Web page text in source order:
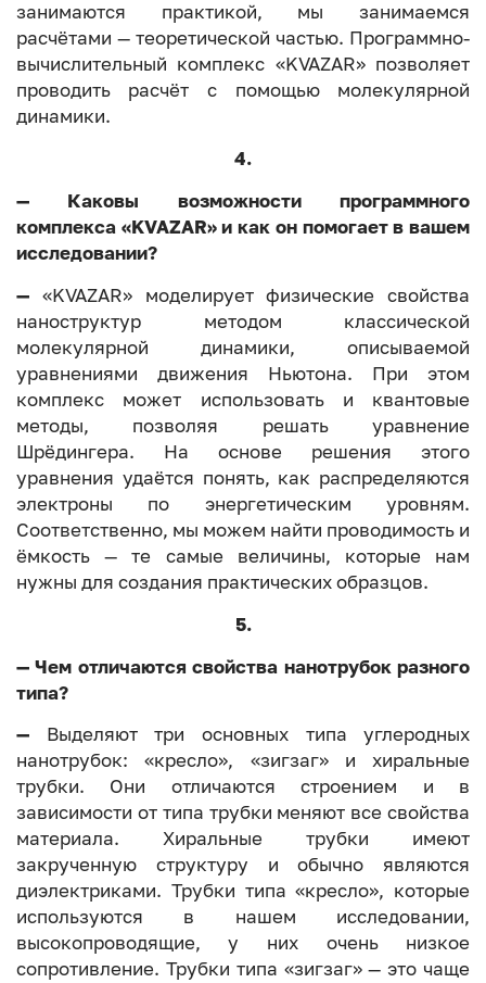
занимаются практикой, мы занимаемся
расчётами — теоретической частью. Программно-
вычислительный комплекс «KVAZAR» позволяет
проводить расчёт с помощью молекулярной
динамики.
4.
— Каковы возможности программного
комплекса «KVAZAR» и как он помогает в вашем
исследовании?
— «KVAZAR» моделирует физические свойства
наноструктур методом классической
молекулярной динамики, описываемой
уравнениями движения Ньютона. При этом
комплекс может использовать и квантовые
методы, позволяя решать уравнение
Шрёдингера. На основе решения этого
уравнения удаётся понять, как распределяются
электроны по энергетическим уровням.
Соответственно, мы можем найти проводимость и
ёмкость — те самые величины, которые нам
нужны для создания практических образцов.
5.
— Чем отличаются свойства нанотрубок разного
типа?
— Выделяют три основных типа углеродных
нанотрубок: «кресло», «зигзаг» и хиральные
трубки. Они отличаются строением и в
зависимости от типа трубки меняют все свойства
материала. Хиральные трубки имеют
закрученную структуру и обычно являются
диэлектриками. Трубки типа «кресло», которые
используются в нашем исследовании,
высокопроводящие, у них очень низкое
сопротивление. Трубки типа «зигзаг» — это чаще